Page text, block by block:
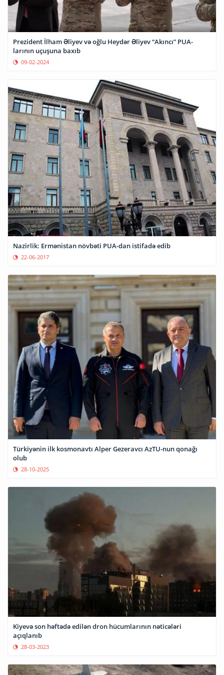
Prezident İlham Əliyev və oğlu Heydər Əliyev “Akıncı” PUA-
larının uçuşuna baxıb
09-02-2024
Nazirlik: Ermənistan növbəti PUA-dan istifadə edib
22-06-2017
Türkiyənin ilk kosmonavtı Alper Gezeravcı AzTU-nun qonağı
olub
28-10-2025
Kiyevə son həftədə edilən dron hücumlarının nəticələri
açıqlanıb
28-03-2023